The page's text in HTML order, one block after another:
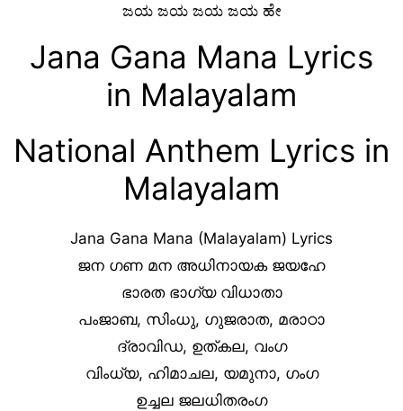
ಜಯ ಜಯ ಜಯ ಜಯ ಹೇ
Jana Gana Mana Lyrics
in Malayalam
National Anthem Lyrics in
Malayalam
Jana Gana Mana (Malayalam) Lyrics
ജന ഗണ മന അധിനായക ജയഹേ
ഭാരത ഭാഗ്യ വിധാതാ
പംജാബ, സിംധു, ഗുജരാത, മരാഠാ
ദ്രാവിഡ, ഉത്കല, വംഗ
വിംധ്യ, ഹിമാചല, യമുനാ, ഗംഗ
ഉച്ചല ജലധിതരംഗ